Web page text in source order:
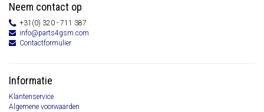
Neem contact op
+31(0) 320 - 711 387
info@parts4gsm.com
Contactformulier
Informatie
Klantenservice
Algemene voorwaarden